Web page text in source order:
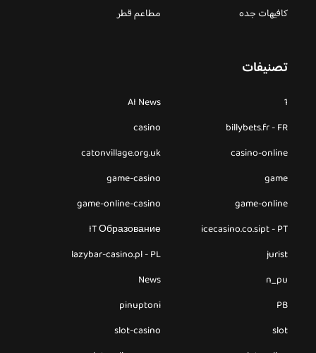
كافيهات جده
مطاعم قطر
تصنيفات
1
AI News
billybets.fr - FR
casino
casino-online
catonvillage.org.uk
game
game-casino
game-online
game-online-casino
icecasino.co.sipt - PT
IT Образование
jurist
lazybar-casino.pl - PL
n_pu
News
PB
pinuptoni
slot
slot-casino